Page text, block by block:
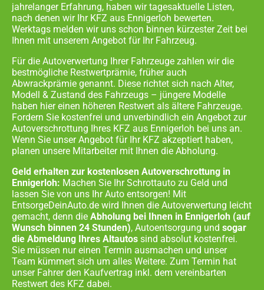
jahrelanger Erfahrung, haben wir tagesaktuelle Listen,
nach denen wir Ihr KFZ aus Ennigerloh bewerten.
Werktags melden wir uns schon binnen kürzester Zeit bei
Ihnen mit unserem Angebot für Ihr Fahrzeug.
Für die Autoverwertung Ihrer Fahrzeuge zahlen wir die
bestmögliche Restwertprämie, früher auch
Abwrackprämie genannt. Diese richtet sich nach Alter,
Modell & Zustand des Fahrzeugs – jüngere Modelle
haben hier einen höheren Restwert als ältere Fahrzeuge.
Fordern Sie kostenfrei und unverbindlich ein Angebot zur
Autoverschrottung Ihres KFZ aus Ennigerloh bei uns an.
Wenn Sie unser Angebot für Ihr KFZ akzeptiert haben,
planen unsere Mitarbeiter mit Ihnen die Abholung.
Geld erhalten zur kostenlosen Autoverschrottung in
Ennigerloh: Machen Sie Ihr Schrottauto zu Geld und
lassen Sie von uns Ihr Auto entsorgen! Mit
EntsorgeDeinAuto.de wird Ihnen die Autoverwertung leicht
gemacht, denn die Abholung bei Ihnen in Ennigerloh (auf
Wunsch binnen 24 Stunden), Autoentsorgung und sogar
die Abmeldung Ihres Altautos sind absolut kostenfrei.
Sie müssen nur einen Termin ausmachen und unser
Team kümmert sich um alles Weitere. Zum Termin hat
unser Fahrer den Kaufvertrag inkl. dem vereinbarten
Restwert des KFZ dabei.